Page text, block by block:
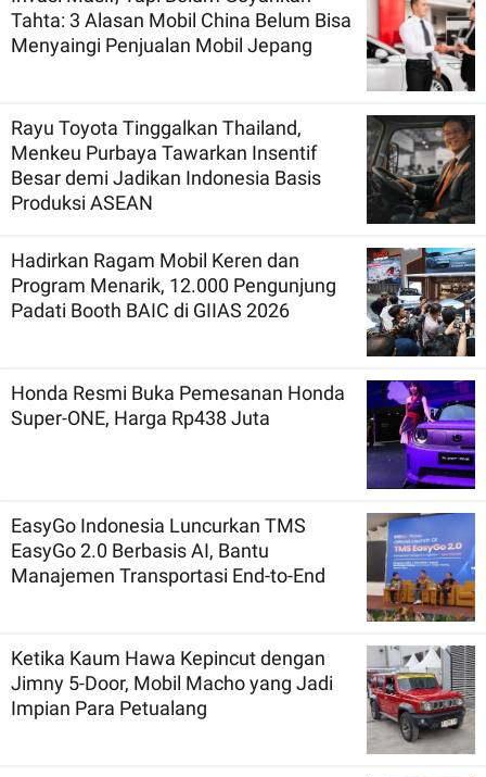
Tahta: 3 Alasan Mobil China Belum Bisa
Menyaingi Penjualan Mobil Jepang
Rayu Toyota Tinggalkan Thailand,
Menkeu Purbaya Tawarkan Insentif
Besar demi Jadikan Indonesia Basis
Produksi ASEAN
Hadirkan Ragam Mobil Keren dan
Program Menarik, 12.000 Pengunjung
Padati Booth BAIC di GIIAS 2026
Honda Resmi Buka Pemesanan Honda
Super-ONE, Harga Rp438 Juta
EasyGo Indonesia Luncurkan TMS
EasyGo 2.0 Berbasis AI, Bantu
Manajemen Transportasi End-to-End
Ketika Kaum Hawa Kepincut dengan
Jimny 5-Door, Mobil Macho yang Jadi
Impian Para Petualang